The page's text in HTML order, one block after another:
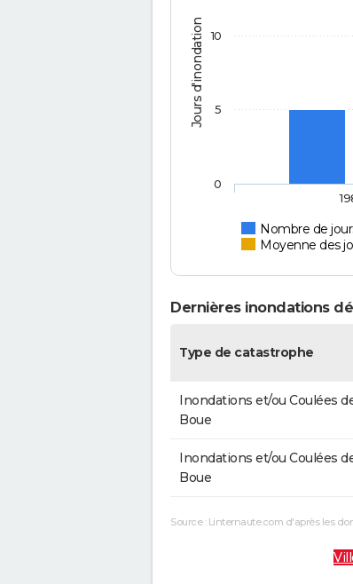
Jours d'inondation
Nombre de
Moyenne des
0
5
10
Dernières inondations
Type de catastrophe
Inondations et/ou Coulées
Boue
Inondations et/ou Coulées
Boue
Source : Linternaute.com d'après les